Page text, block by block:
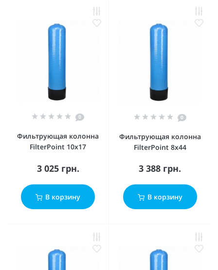
0
Фильтрующая колонна
FilterPoint 10х17
3 025 грн.
В корзину
0
Фильтрующая колонна
FilterPoint 8x44
3 388 грн.
В корзину